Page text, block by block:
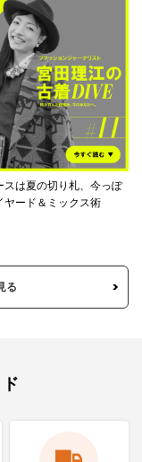
スは夏の切り札、今っぽ
ヤード＆ミックス術
る